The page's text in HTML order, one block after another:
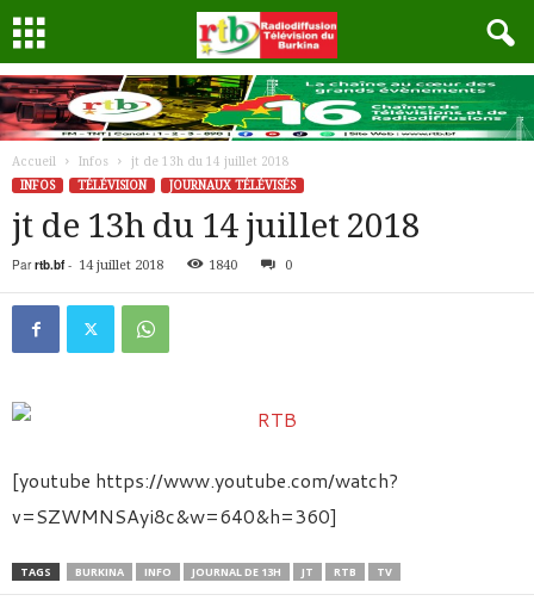
Accueil Infos
jt de 13h du 14 juillet 2018
INFOS
TÉLÉVISION JOURNAUX TÉLÉVISÉS
jt de 13h du 14 juillet 2018
Par rtb.bf- 14 juillet 2018 1840 0
[youtube https://www.youtube.com/watch?
v=SZWMNSAyi8c&w=640&h=360]
TAGS BURKINA INFO JOURNAL DE 13H JT RTB TV